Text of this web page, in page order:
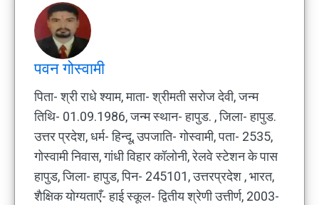
पवन गोस्वामी
पिता- श्री राधे श्याम, माता- श्रीमती सरोज देवी, जन्म
तिथि- 01.09.1986, जन्म स्थान- हापुड. , जिला- हापुड.
उत्तर प्रदेश, धर्म- हिन्दू, उपजाति- गोस्वामी, पता- 2535,
गोस्वामी निवास, गांधी विहार कॉलोनी, रेलवे स्टेशन के पास
हापुड, जिला- हापुड, पिन- 245101, उत्तरप्रदेश , भारत,
शैक्षिक योग्यताएँ- हाई स्कूल- द्वितीय श्रेणी उत्तीर्ण, 2003-